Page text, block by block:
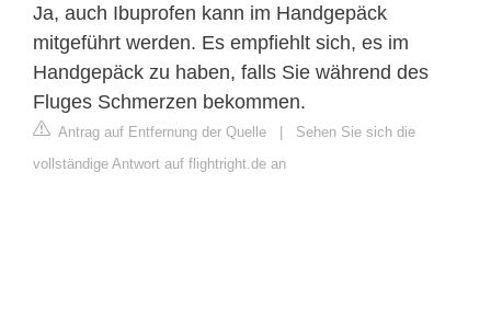
Ja, auch Ibuprofen kann im Handgepäck
mitgeführt werden. Es empfiehlt sich, es im
Handgepäck zu haben, falls Sie während des
Fluges Schmerzen bekommen.
Antrag auf Entfernung der Quelle | Sehen Sie sich die
vollständige Antwort auf flightright.de an